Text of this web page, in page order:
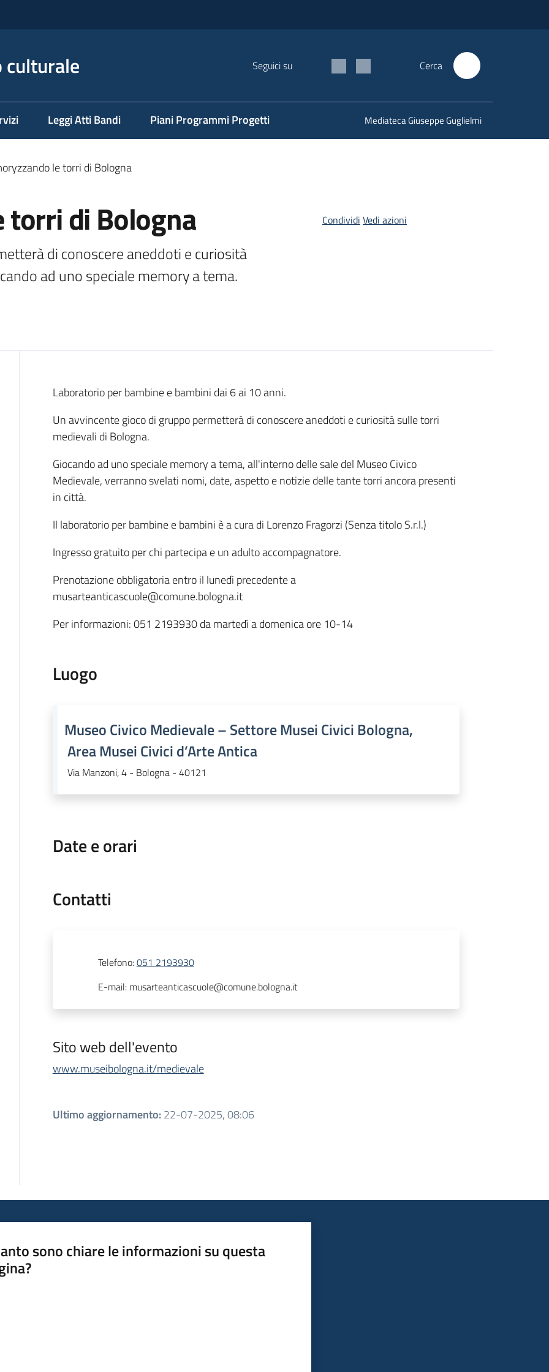
Seguici su Cerca
Leggi Atti Bandi Piani Programmi Progetti Mediateca Giuseppe Guglielmi
le torri di Bologna
torri di Bologna
di conoscere aneddoti e curiosità
ad uno speciale memory a tema.
Condividi Vedi azioni
Cos'è
Laboratorio per bambine e bambini dai 6 ai 10 anni.
Un avvincente gioco di gruppo permetterà di conoscere aneddoti e curiosità sulle torri
medievali di Bologna.
Giocando ad uno speciale memory a tema, all'interno delle sale del Museo Civico
Medievale, verranno svelati nomi, date, aspetto e notizie delle tante torri ancora presenti
in città.
Il laboratorio per bambine e bambini è a cura di Lorenzo Fragorzi (Senza titolo S.r.l.)
Ingresso gratuito per chi partecipa e un adulto accompagnatore.
Prenotazione obbligatoria entro il lunedì precedente a
musarteanticascuole@comune.bologna.it
Per informazioni: 051 2193930 da martedì a domenica ore 10-14
Luogo
Museo Civico Medievale – Settore Musei Civici Bologna,
Area Musei Civici d’Arte Antica
Via Manzoni, 4 - Bologna - 40121
Date e orari
Contatti
Telefono:051 2193930
E-mail: musarteanticascuole@comune.bologna.it
Sito web dell'evento
www.museibologna.it/medievale
Ultimo aggiornamento:22-07-2025, 08:06
sono chiare le informazioni su questa